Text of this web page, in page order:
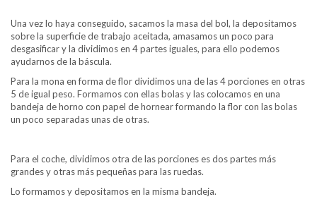
Una vez lo haya conseguido, sacamos la masa del bol, la depositamos
sobre la superficie de trabajo aceitada, amasamos un poco para
desgasificar y la dividimos en 4 partes iguales, para ello podemos
ayudarnos de la báscula.
Para la mona en forma de flor dividimos una de las 4 porciones en otras
5 de igual peso. Formamos con ellas bolas y las colocamos en una
bandeja de horno con papel de hornear formando la flor con las bolas
un poco separadas unas de otras.
Para el coche, dividimos otra de las porciones es dos partes más
grandes y otras más pequeñas para las ruedas.
Lo formamos y depositamos en la misma bandeja.